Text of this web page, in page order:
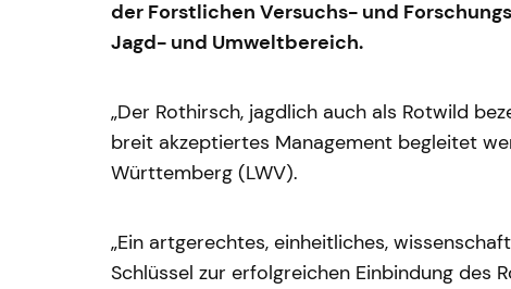
der Forstlichen Versuchs- und
Jagd- und Umweltbereich.
„Der Rothirsch, jagdlich auch als Rotwild
breit akzeptiertes Management begleitet
Württemberg (LWV).
„Ein artgerechtes, einheitliches,
Schlüssel zur erfolgreichen Einbindung des